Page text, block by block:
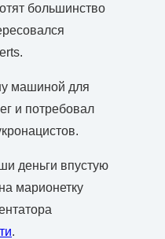
большинство
машиной для
и потребовал
деньги впустую
марионетку
.